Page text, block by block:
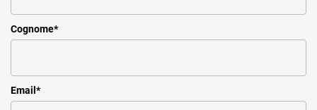
Cognome*
Email *